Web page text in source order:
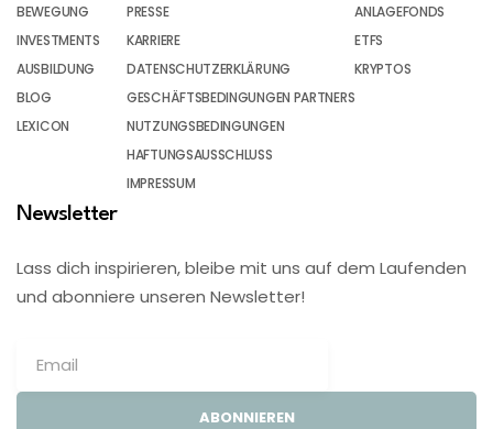
BEWEGUNG
INVESTMENTS
AUSBILDUNG
BLOG
LEXICON
PRESSE
KARRIERE
DATENSCHUTZERKLÄRUNG
GESCHÄFTSBEDINGUNGEN PARTNERS
NUTZUNGSBEDINGUNGEN
HAFTUNGSAUSSCHLUSS
IMPRESSUM
ANLAGEFONDS
ETFS
KRYPTOS
Newsletter
Lass dich inspirieren, bleibe mit uns auf dem Laufenden
und abonniere unseren Newsletter!
ABONNIEREN